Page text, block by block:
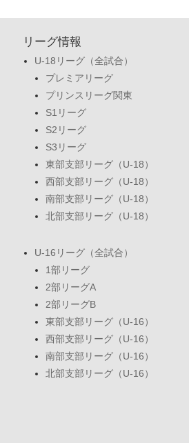
リーグ情報
U-18リーグ（全試合）
プレミアリーグ
プリンスリーグ関東
S1リーグ
S2リーグ
S3リーグ
東部支部リーグ（U-18）
西部支部リーグ（U-18）
南部支部リーグ（U-18）
北部支部リーグ（U-18）
U-16リーグ（全試合）
1部リーグ
2部リーグA
2部リーグB
東部支部リーグ（U-16）
西部支部リーグ（U-16）
南部支部リーグ（U-16）
北部支部リーグ（U-16）